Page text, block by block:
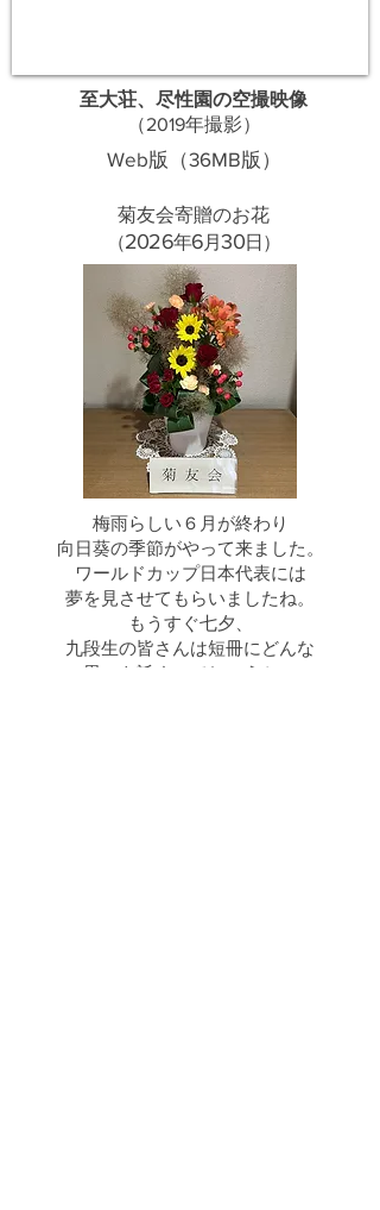
至大荘、尽性園の空撮映像
​（2019年撮影）
Web版（36MB版）
菊友会寄贈のお花
​（2026年6月30日）
梅雨らしい６月が終わり
向日葵の季節がやって来ました。
ワールドカップ日本代表には
夢を見させてもらいましたね。
もうすぐ七夕、
九段生の皆さんは短冊にどんな
思いを託すのでしょうか。